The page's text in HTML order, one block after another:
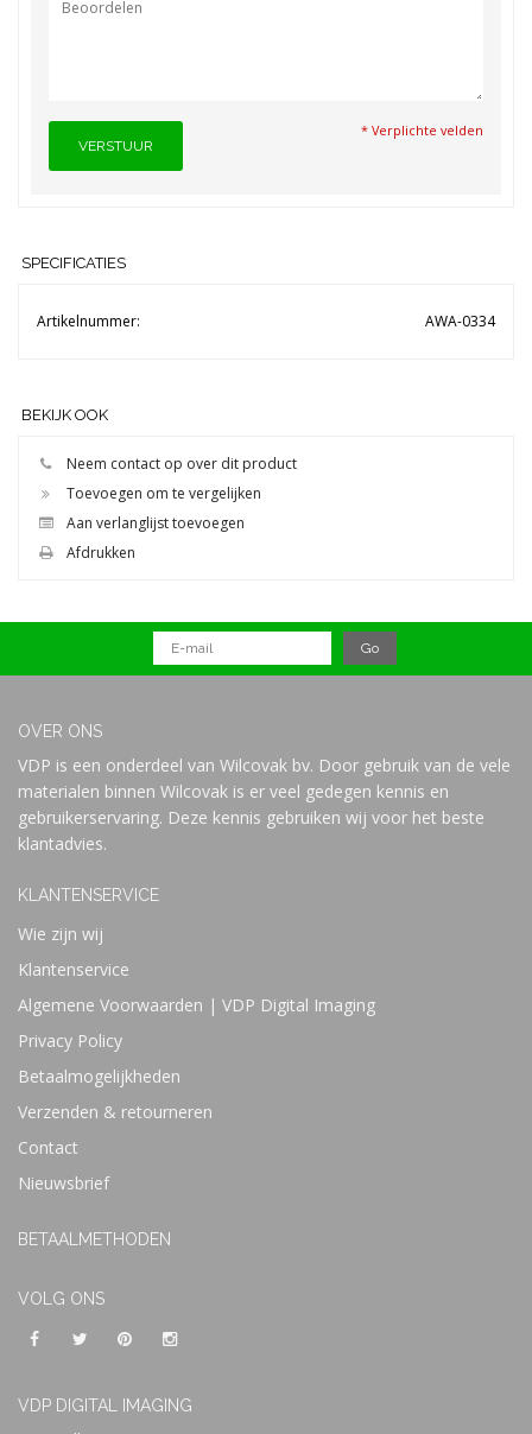
* Verplichte velden
VERSTUUR
SPECIFICATIES
Artikelnummer: AWA-0334
BEKIJK OOK
Neem contact op over dit product
Toevoegen om te vergelijken
Aan verlanglijst toevoegen
Afdrukken
OVER ONS
VDP is een onderdeel van Wilcovak bv. Door gebruik van de vele
materialen binnen Wilcovak is er veel gedegen kennis en
gebruikerservaring. Deze kennis gebruiken wij voor het beste
klantadvies.
KLANTENSERVICE
Wie zijn wij
Klantenservice
Algemene Voorwaarden | VDP Digital Imaging
Privacy Policy
Betaalmogelijkheden
Verzenden & retourneren
Contact
Nieuwsbrief
BETAALMETHODEN
VOLG ONS
VDP DIGITAL IMAGING